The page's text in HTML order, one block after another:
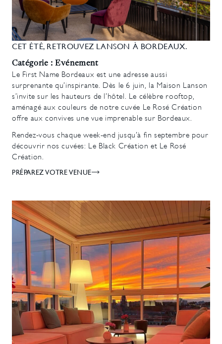
CET ÉTÉ, RETROUVEZ LANSON À BORDEAUX.
Catégorie : Evénement
Le First Name Bordeaux est une adresse aussi
surprenante qu’inspirante. Dès le 6 juin, la Maison Lanson
s’invite sur les hauteurs de l’hôtel. Le célèbre rooftop,
aménagé aux couleurs de notre cuvée Le Rosé Création
offre aux convives une vue imprenable sur Bordeaux.
Rendez-vous chaque week-end jusqu’à fin septembre pour
découvrir nos cuvées: Le Black Création et Le Rosé
Création.
PRÉPAREZ VOTRE VENUE